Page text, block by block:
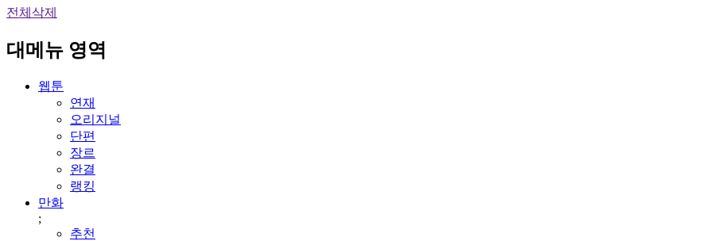
전체삭제
대메뉴 영역
웹툰
연재
오리지널
단편
장르
완결
랭킹
만화
;
추천